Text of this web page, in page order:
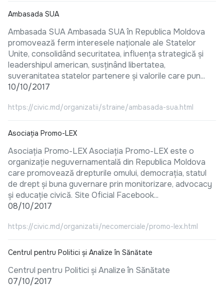
Ambasada SUA
Ambasada SUA Ambasada SUA în Republica Moldova
promovează ferm interesele naționale ale Statelor
Unite, consolidând securitatea, influența strategică și
leadershipul american, susținând libertatea,
suveranitatea statelor partenere și valorile care pun...
10/10/2017
https://civic.md/organizatii/straine/ambasada-sua.html
Asociația Promo-LEX
Asociația Promo-LEX Asociația Promo-LEX este o
organizație neguvernamentală din Republica Moldova
care promovează drepturile omului, democrația, statul
de drept și buna guvernare prin monitorizare, advocacy
și educație civică. Site Oficial Facebook...
08/10/2017
https://civic.md/organizatii/necomerciale/promo-lex.html
Centrul pentru Politici și Analize în Sănătate
Centrul pentru Politici și Analize în Sănătate
07/10/2017